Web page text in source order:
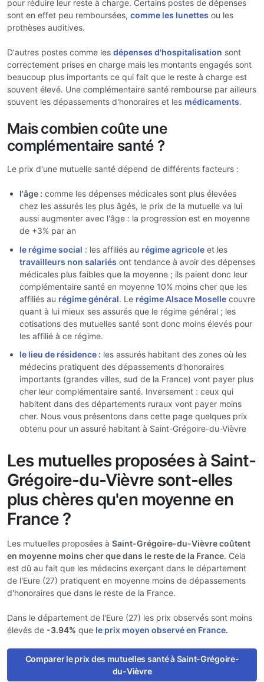
pour réduire leur reste à charge. Certains postes de dépenses
sont en effet peu remboursées, comme les lunettes ou les
prothèses auditives.
D'autres postes comme les dépenses d'hospitalisation sont
correctement prises en charge mais les montants engagés sont
beaucoup plus importants ce qui fait que le reste à charge est
souvent élevé. Une complémentaire santé rembourse par ailleurs
souvent les dépassements d'honoraires et les médicaments.
Mais combien coûte une
complémentaire santé ?
Le prix d'une mutuelle santé dépend de différents facteurs :
l'âge : comme les dépenses médicales sont plus élevées
chez les assurés les plus âgés, le prix de la mutuelle va lui
aussi augmenter avec l'âge : la progression est en moyenne
de +3% par an
le régime social : les affiliés au régime agricole et les
travailleurs non salariés ont tendance à avoir des dépenses
médicales plus faibles que la moyenne ; ils paient donc leur
complémentaire santé en moyenne 10% moins cher que les
affiliés au régime général. Le régime Alsace Moselle couvre
quant à lui mieux ses assurés que le régime général ; les
cotisations des mutuelles santé sont donc moins élevés pour
les affilié à ce régime.
le lieu de résidence : les assurés habitant des zones où les
médecins pratiquent des dépassements d'honoraires
importants (grandes villes, sud de la France) vont payer plus
cher leur complémentaire santé. Inversement : ceux qui
habitent dans des départements ruraux vont payer moins
cher. Nous vous présentons dans cette page quelques prix
obtenu pour un assuré habitant à Saint-Grégoire-du-Vièvre
Les mutuelles proposées à Saint-
Grégoire-du-Vièvre sont-elles
plus chères qu'en moyenne en
France ?
Les mutuelles proposées à Saint-Grégoire-du-Vièvre coûtent
en moyenne moins cher que dans le reste de la France. Cela
est dû au fait que les médecins exerçant dans le département
de l'Eure (27) pratiquent en moyenne moins de dépassements
d'honoraires que dans le reste de la France.
Dans le département de l'Eure (27) les prix observés sont moins
élevés de -3.94% que le prix moyen observé en France.
Comparer le prix des mutuelles santé à Saint-Grégoire-
du-Vièvre